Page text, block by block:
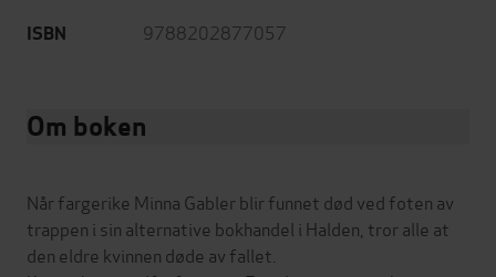
ISBN 9788202877057
Om boken
Når fargerike Minna Gabler blir funnet død ved foten av
trappen i sin alternative bokhandel i Halden, tror alle at
den eldre kvinnen døde av fallet.